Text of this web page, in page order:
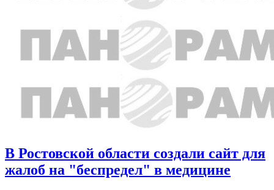
В Ростовской области создали сайт для
жалоб на "беспредел" в медицине